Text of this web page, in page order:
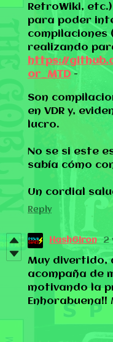
RetroWiki,
para poder
compilaciones
realizando
https://
or_MTD-
Son
en VDR y,
lucro.
No se si este
sabía cómo
Un cordial
Reply
Hash6Iron 2
Muy divertido,
acompaña de
motivando la